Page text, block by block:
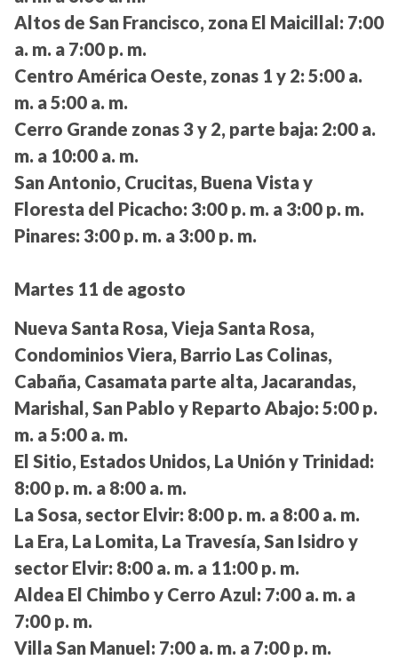
Altos de San Francisco, zona El Maicillal: 7:00
a. m. a 7:00 p. m.
Centro América Oeste, zonas 1 y 2: 5:00 a.
m. a 5:00 a. m.
Cerro Grande zonas 3 y 2, parte baja: 2:00 a.
m. a 10:00 a. m.
San Antonio, Crucitas, Buena Vista y
Floresta del Picacho: 3:00 p. m. a 3:00 p. m.
Pinares: 3:00 p. m. a 3:00 p. m.
Martes 11 de agosto
Nueva Santa Rosa, Vieja Santa Rosa,
Condominios Viera, Barrio Las Colinas,
Cabaña, Casamata parte alta, Jacarandas,
Marishal, San Pablo y Reparto Abajo: 5:00 p.
m. a 5:00 a. m.
El Sitio, Estados Unidos, La Unión y Trinidad:
8:00 p. m. a 8:00 a. m.
La Sosa, sector Elvir: 8:00 p. m. a 8:00 a. m.
La Era, La Lomita, La Travesía, San Isidro y
sector Elvir: 8:00 a. m. a 11:00 p. m.
Aldea El Chimbo y Cerro Azul: 7:00 a. m. a
7:00 p. m.
Villa San Manuel: 7:00 a. m. a 7:00 p. m.